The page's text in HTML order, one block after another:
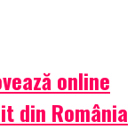
online
din România